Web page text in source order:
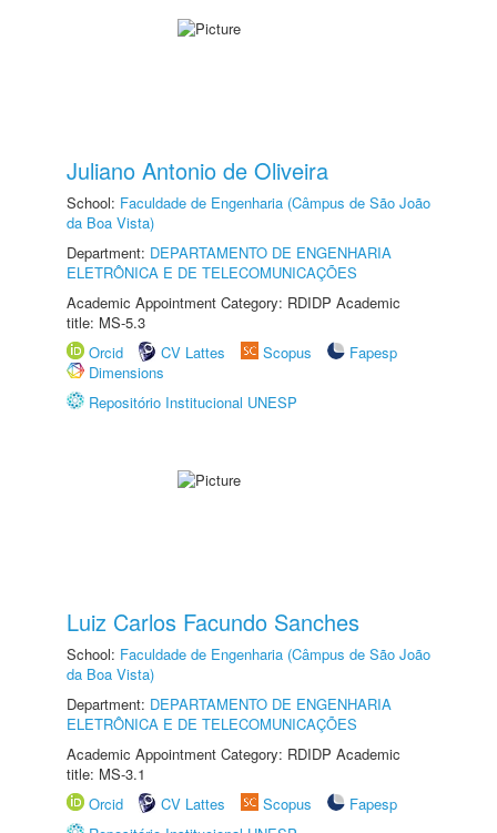
Juliano Antonio de Oliveira
School: Faculdade de Engenharia (Câmpus de São João
da Boa Vista)
Department: DEPARTAMENTO DE ENGENHARIA
ELETRÔNICA E DE TELECOMUNICAÇÕES
Academic Appointment Category: RDIDP Academic
title: MS-5.3
Orcid
CV Lattes Scopus
Fapesp
Dimensions
Repositório Institucional UNESP
Luiz Carlos Facundo Sanches
School: Faculdade de Engenharia (Câmpus de São João
da Boa Vista)
Department: DEPARTAMENTO DE ENGENHARIA
ELETRÔNICA E DE TELECOMUNICAÇÕES
Academic Appointment Category: RDIDP Academic
title: MS-3.1
Orcid
CV Lattes Scopus
Fapesp